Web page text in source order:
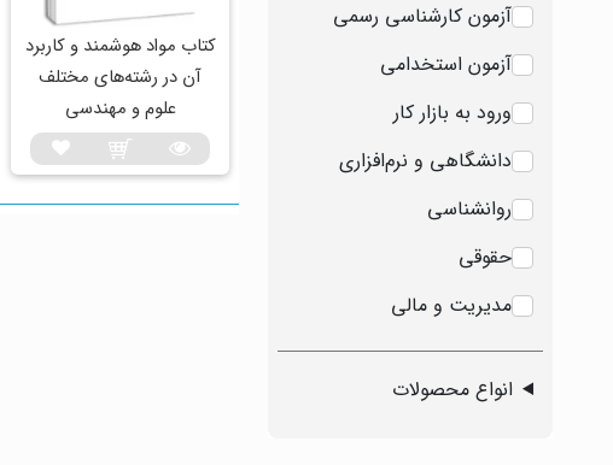
آزمون کارشناسی رسمی
آزمون استخدامی
ورود به بازار کار
دانشگاهی و نرم‌افزاری
روانشناسی
حقوقی
مدیریت و مالی
انواع محصولات
کتاب مواد هوشمند و کاربرد
آن در رشته‌های مختلف
علوم و مهندسی